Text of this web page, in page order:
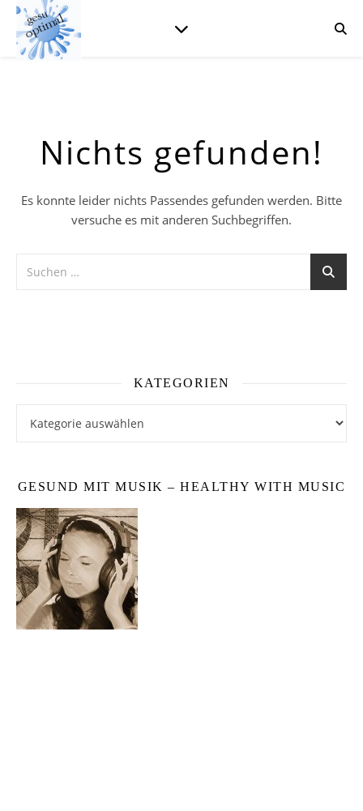
Nichts gefunden!
Es konnte leider nichts Passendes gefunden werden. Bitte
versuche es mit anderen Suchbegriffen.
KATEGORIEN
GESUND MIT MUSIK – HEALTHY WITH MUSIC